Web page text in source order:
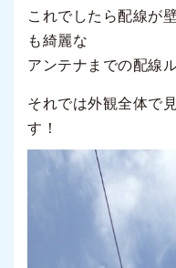
これでしたら配線が
も綺麗な
アンテナまでの配線
それでは外観全体で
す！